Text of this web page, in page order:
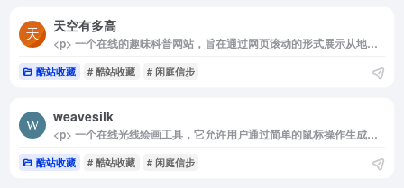
天空有多高
<p> 一个在线的趣味科普网站，旨在通过网页滚动的形式展示从地球到宇宙深空的距离。用户可以通过滚动鼠标来开启一段太空之旅，体验从地球逐步向天空迈去的过程，最终到达月球、火星等天体。 </p>
酷站收藏 # 酷站收藏 # 闲庭信步
weavesilk
<p> 一个在线光线绘画工具，它允许用户通过简单的鼠标操作生成对称且富有艺术感的图案。 </p>
酷站收藏 # 酷站收藏 # 闲庭信步